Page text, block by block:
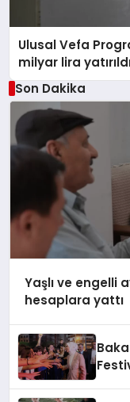
Ulusal Vefa
milyar lira
Son Dakika
Yaşlı ve engelli
hesaplara yattı